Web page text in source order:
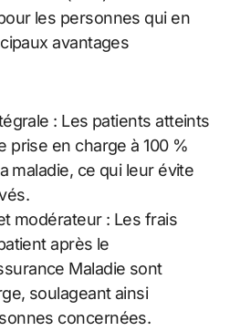
les personnes qui en
avantages
: Les patients atteints
prise en charge à 100 %
maladie, ce qui leur évite
modérateur : Les frais
après le
Maladie sont
soulageant ainsi
concernées.